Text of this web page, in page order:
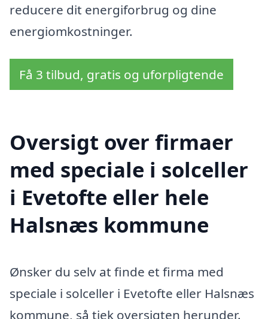
reducere dit energiforbrug og dine
energiomkostninger.
Få 3 tilbud, gratis og uforpligtende
Oversigt over firmaer
med speciale i solceller
i Evetofte eller hele
Halsnæs kommune
Ønsker du selv at finde et firma med
speciale i solceller i Evetofte eller Halsnæs
kommune, så tjek oversigten herunder.